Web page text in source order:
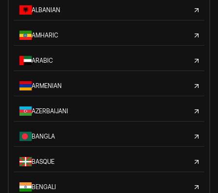
ALBANIAN
AMHARIC
ARABIC
ARMENIAN
AZERBAIJANI
BANGLA
BASQUE
BENGALI